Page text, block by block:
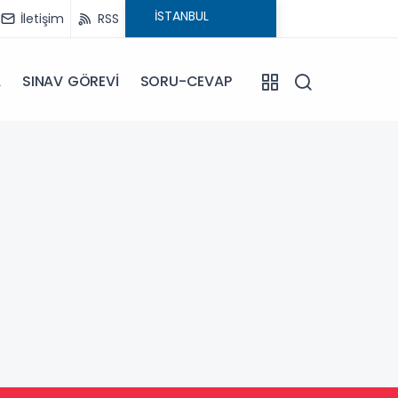
İletişim RSS
SINAV GÖREVİ SORU-CEVAP